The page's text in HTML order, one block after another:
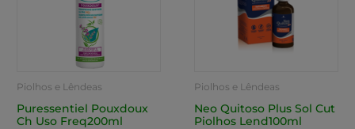
Piolhos e Lêndeas
Puressentiel Pouxdoux
Ch Uso Freq200ml
Piolhos e Lêndeas
Neo Quitoso Plus Sol Cut
Piolhos Lend100ml